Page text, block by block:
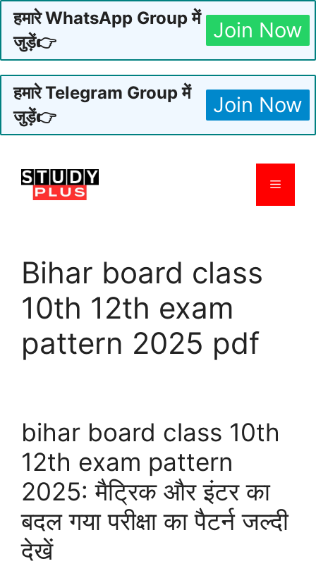
हमारे WhatsApp Group में
जुड़ें👉
Join Now
हमारे Telegram Group में
जुड़ें👉
Join Now
content
Menu
Bihar board class
10th 12th exam
pattern 2025 pdf
bihar board class 10th
12th exam pattern
2025: मैट्रिक और इंटर का
बदल गया परीक्षा का पैटर्न जल्दी
देखें